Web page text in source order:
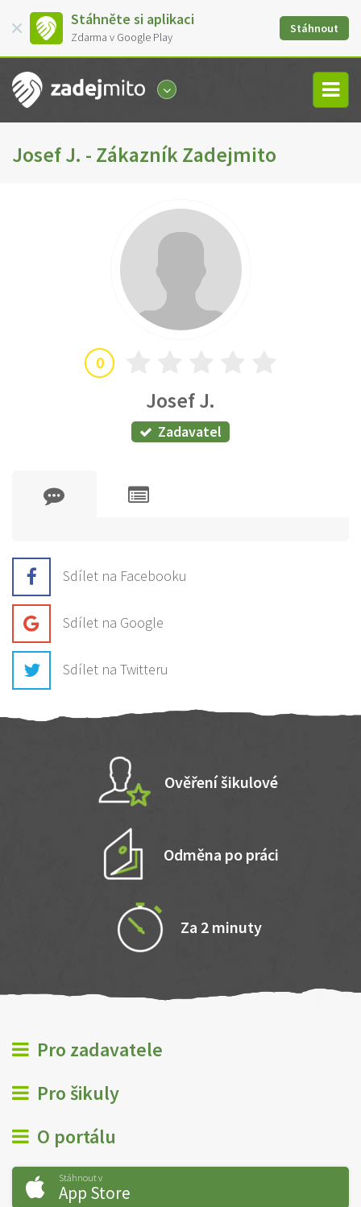
Stáhněte si aplikaci
Zdarma v Google Play
Stáhnout
Josef J. - Zákazník Zadejmito
0
Josef J.
Zadavatel
Sdílet na Facebooku
Sdílet na Google
Sdílet na Twitteru
Ověření šikulové
Odměna po práci
Za 2 minuty
Pro zadavatele
Pro šikuly
O portálu
Stáhnout v
App Store